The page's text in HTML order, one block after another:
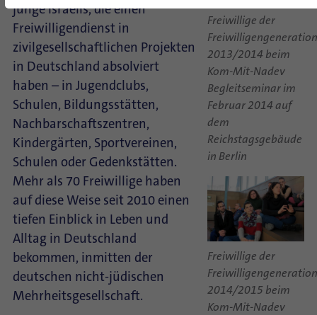
Freiwillige der
Freiwilligengeneration
2013/2014 beim
Kom-Mit-Nadev
Begleitseminar im
Februar 2014 auf
dem
Reichstagsgebäude
in Berlin
Freiwillige der
Freiwilligengeneration
2014/2015 beim
Kom-Mit-Nadev
junge Israelis, die einen
Freiwilligendienst in
zivilgesellschaftlichen Projekten
in Deutschland absolviert
haben – in Jugendclubs,
Schulen, Bildungsstätten,
Nachbarschaftszentren,
Kindergärten, Sportvereinen,
Schulen oder Gedenkstätten.
Mehr als 70 Freiwillige haben
auf diese Weise seit 2010 einen
tiefen Einblick in Leben und
Alltag in Deutschland
bekommen, inmitten der
deutschen nicht-jüdischen
Mehrheitsgesellschaft.